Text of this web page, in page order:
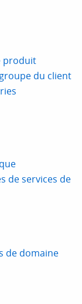
produit
du client
de services de
de domaine